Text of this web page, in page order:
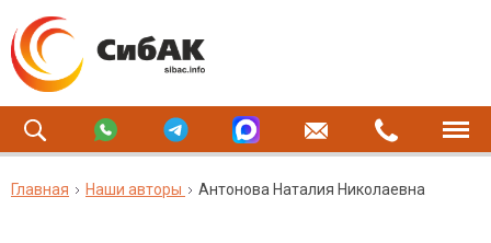
Главная Наши авторы Антонова Наталия Николаевна